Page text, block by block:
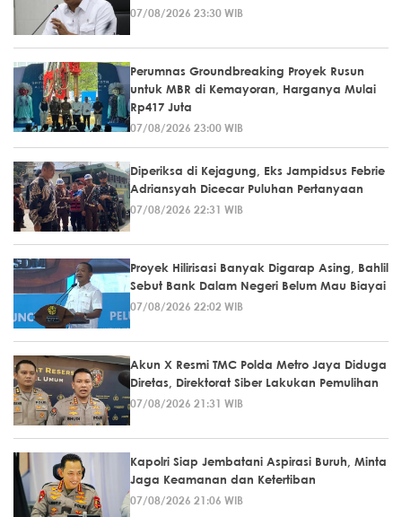
07/08/2026 23:30 WIB
Perumnas Groundbreaking Proyek Rusun
untuk MBR di Kemayoran, Harganya Mulai
Rp417 Juta
07/08/2026 23:00 WIB
Diperiksa di Kejagung, Eks Jampidsus Febrie
Adriansyah Dicecar Puluhan Pertanyaan
07/08/2026 22:31 WIB
Proyek Hilirisasi Banyak Digarap Asing, Bahlil
Sebut Bank Dalam Negeri Belum Mau Biayai
07/08/2026 22:02 WIB
Akun X Resmi TMC Polda Metro Jaya Diduga
Diretas, Direktorat Siber Lakukan Pemulihan
07/08/2026 21:31 WIB
Kapolri Siap Jembatani Aspirasi Buruh, Minta
Jaga Keamanan dan Ketertiban
07/08/2026 21:06 WIB